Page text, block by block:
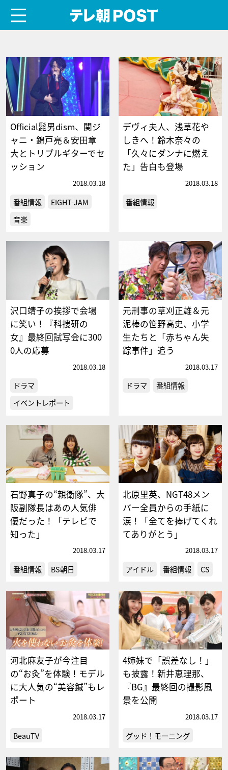
Official髭男dism、関ジ
ャニ・錦戸亮＆安田章
大とトリプルギターでセ
ッション
2018.03.18
番組情報
EIGHT-JAM
音楽
デヴィ夫人、浅草花や
しきへ！鈴木奈々の
「久々にダンナに燃え
た」告白も登場
2018.03.18
番組情報
沢口靖子の挨拶で会場
に笑い！『科捜研の
女』最終回試写会に300
0人の応募
2018.03.18
ドラマ
イベントレポート
元刑事の草刈正雄＆元
泥棒の笹野高史、小学
生たちと「赤ちゃん失
踪事件」追う
2018.03.17
ドラマ 番組情報
石野真子の“親衛隊”、大
阪副隊長はあの人気俳
優だった！「テレビで
知った」
2018.03.17
番組情報 BS朝日
北原里英、NGT48メン
バー全員からの手紙に
涙！「全てを捧げてくれ
てありがとう」
2018.03.17
アイドル 番組情報 CS
河北麻友子が今注目
の“お灸”を体験！モデル
に大人気の“美容鍼”もレ
ポート
2018.03.17
BeauTV
4姉妹で「誤差なし！」
も披露！新井恵理那、
『BG』最終回の撮影風
景を公開
2018.03.17
グッド！モーニング